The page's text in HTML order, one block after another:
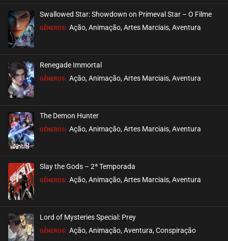
ASSISTIDO
ASSISTIDO
ASSISTIDO
ASSISTIDO
ASSISTIDO
Swallowed Star: Showdown on Primeval Star – O Filme
GÊNEROS: Ação, Animação, Artes Marciais, Aventura
Renegade Immortal
GÊNEROS: Ação, Animação, Artes Marciais, Aventura
The Demon Hunter
GÊNEROS: Ação, Animação, Artes Marciais, Aventura
Slay the Gods – 2ª Temporada
GÊNEROS: Ação, Animação, Artes Marciais, Aventura
Lord of Mysteries Special: Prey
GÊNEROS: Ação, Animação, Aventura, Conspiração